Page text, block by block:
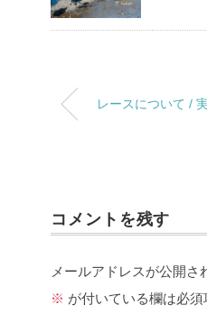
レースについて /
コメントを残す
メールアドレスが公開さ
※ が付いている欄は必須